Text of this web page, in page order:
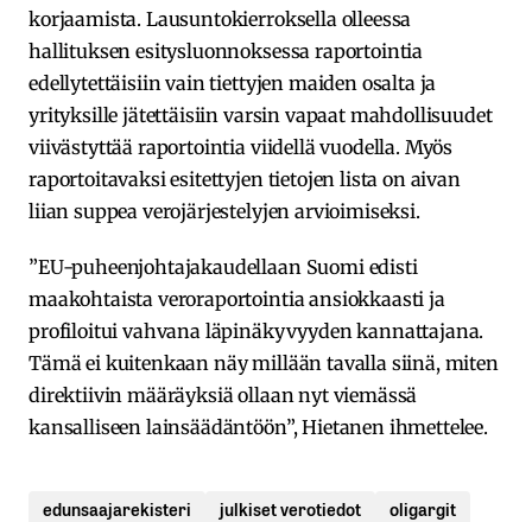
korjaamista. Lausuntokierroksella olleessa
hallituksen esitysluonnoksessa raportointia
edellytettäisiin vain tiettyjen maiden osalta ja
yrityksille jätettäisiin varsin vapaat mahdollisuudet
viivästyttää raportointia viidellä vuodella. Myös
raportoitavaksi esitettyjen tietojen lista on aivan
liian suppea verojärjestelyjen arvioimiseksi.
”EU-puheenjohtajakaudellaan Suomi edisti
maakohtaista veroraportointia ansiokkaasti ja
profiloitui vahvana läpinäkyvyyden kannattajana.
Tämä ei kuitenkaan näy millään tavalla siinä, miten
direktiivin määräyksiä ollaan nyt viemässä
kansalliseen lainsäädäntöön”, Hietanen ihmettelee.
edunsaajarekisteri julkiset verotiedot oligargit